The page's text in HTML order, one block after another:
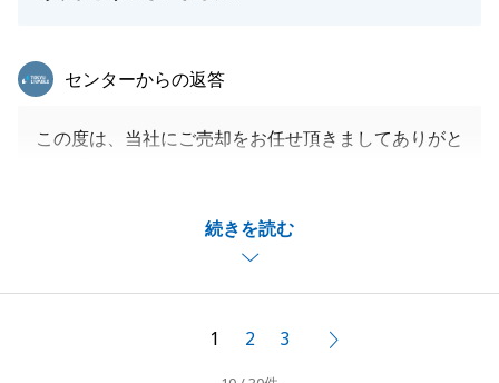
続きを読む
東急リバブル
センターからの返答
この度は、当社にご売却をお任せ頂きましてありがと
したので、本当にお引渡しまで進めるのか心配でした
が、無事、お引渡しまでたどりつけて安心しました。
ご共有者様が遠方にお住まいでしたので、やり取りも
1 2 3